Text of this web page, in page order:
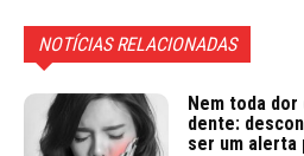
NOTÍCIAS RELACIONADAS
Nem toda
dente:
ser um alerta